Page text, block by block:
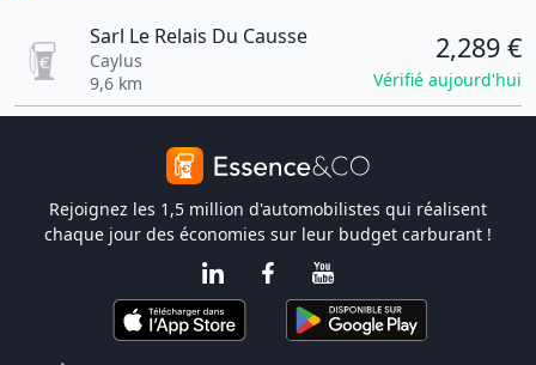
Sarl Le Relais Du Causse
Caylus
9,6 km
2,289 €
Vérifié aujourd'hui
Rejoignez les 1,5 million d'automobilistes qui réalisent
chaque jour des économies sur leur budget carburant !